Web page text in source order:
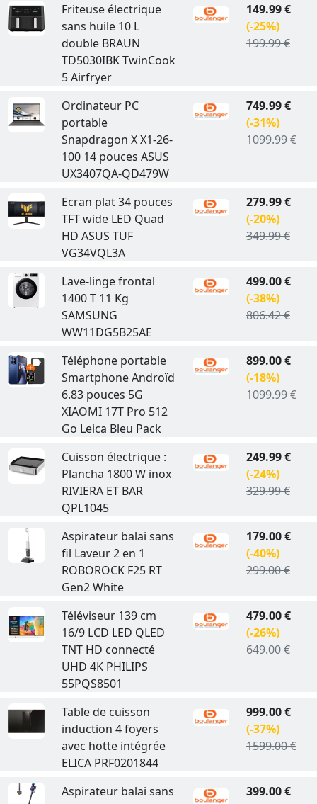
Friteuse électrique
sans huile 10 L
double BRAUN
TD5030IBK TwinCook
5 Airfryer
149.99 €
(-25%)
199.99 €
Ordinateur PC
portable
Snapdragon X X1-26-
100 14 pouces ASUS
UX3407QA-QD479W
749.99 €
(-31%)
1099.99 €
Ecran plat 34 pouces
TFT wide LED Quad
HD ASUS TUF
VG34VQL3A
279.99 €
(-20%)
349.99 €
Lave-linge frontal
1400 T 11 Kg
SAMSUNG
WW11DG5B25AE
499.00 €
(-38%)
806.42 €
Téléphone portable
Smartphone Androïd
6.83 pouces 5G
XIAOMI 17T Pro 512
Go Leica Bleu Pack
899.00 €
(-18%)
1099.99 €
Cuisson électrique :
Plancha 1800 W inox
RIVIERA ET BAR
QPL1045
249.99 €
(-24%)
329.99 €
Aspirateur balai sans
fil Laveur 2 en 1
ROBOROCK F25 RT
Gen2 White
179.00 €
(-40%)
299.00 €
Téléviseur 139 cm
16/9 LCD LED QLED
TNT HD connecté
UHD 4K PHILIPS
55PQS8501
479.00 €
(-26%)
649.00 €
Table de cuisson
induction 4 foyers
avec hotte intégrée
ELICA PRF0201844
999.00 €
(-37%)
1599.00 €
Aspirateur balai sans
399.00 €